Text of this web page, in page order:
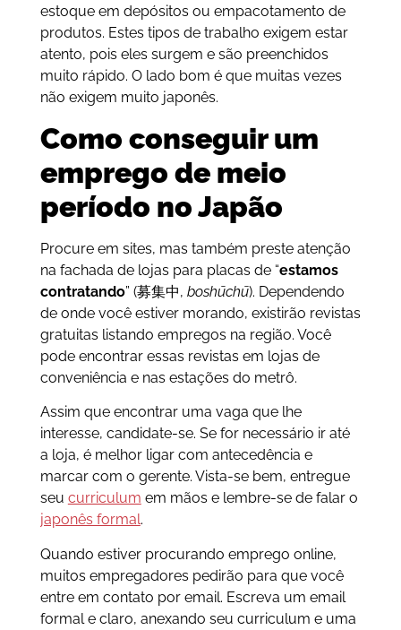
estoque em depósitos ou empacotamento de
produtos. Estes tipos de trabalho exigem estar
atento, pois eles surgem e são preenchidos
muito rápido. O lado bom é que muitas vezes
não exigem muito japonês.
Como conseguir um
emprego de meio
período no Japão
Procure em sites, mas também preste atenção
na fachada de lojas para placas de “estamos
contratando” (募集中, boshūchū). Dependendo
de onde você estiver morando, existirão revistas
gratuitas listando empregos na região. Você
pode encontrar essas revistas em lojas de
conveniência e nas estações do metrô.
Assim que encontrar uma vaga que lhe
interesse, candidate-se. Se for necessário ir até
a loja, é melhor ligar com antecedência e
marcar com o gerente. Vista-se bem, entregue
seu curriculum em mãos e lembre-se de falar o
japonês formal.
Quando estiver procurando emprego online,
muitos empregadores pedirão para que você
entre em contato por email. Escreva um email
formal e claro, anexando seu curriculum e uma